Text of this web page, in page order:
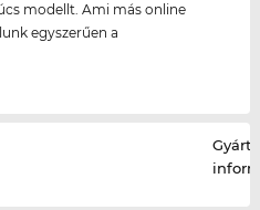
modellt. Ami más online
egyszerűen a